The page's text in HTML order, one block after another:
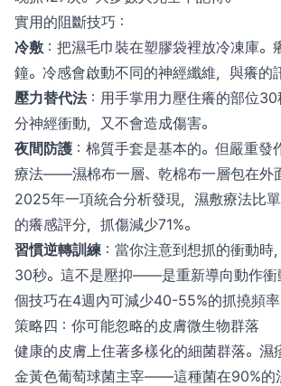
實用的阻斷技巧：
冷敷 ：把濕毛巾裝在塑膠袋裡放冷凍庫
鐘。冷感會啟動不同的神經纖維，與癢的
壓力替代法：用手掌用力壓住癢的部位
分神經衝動，又不會造成傷害。
夜間防護 ：棉質手套是基本的。但嚴重發
療法——濕棉布一層、乾棉布一層包在外
2025年一項統合分析發現，濕敷療法比
的癢感評分，抓傷減少71%。
習慣逆轉訓練：當你注意到想抓的衝動時
30秒。這不是壓抑——是重新導向動作衝
個技巧在4週內可減少40-55%的抓撓頻率
策略四：你可能忽略的皮膚微生物群落
健康的皮膚上住著多樣化的細菌群落。濕
金黃色葡萄球菌主宰——這種菌在90%的